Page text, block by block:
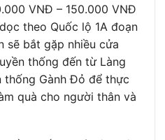
VNĐ – 150.000 VNĐ
theo Quốc lộ 1A đoạn
sẽ bắt gặp nhiều cửa
thống đến từ Làng
thống Gành Đỏ để thực
quà cho người thân và